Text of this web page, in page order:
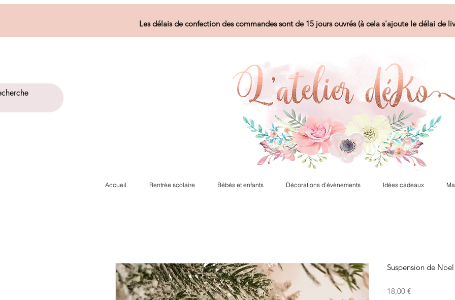
Les délais de confection des commandes sont de 15 jours ouvrés (à cela s'ajoute le délai de
Accueil Rentrée scolaire Bébés et enfants Décorations d'évènements Idées cadeaux
Suspension de
18,00 €Prix